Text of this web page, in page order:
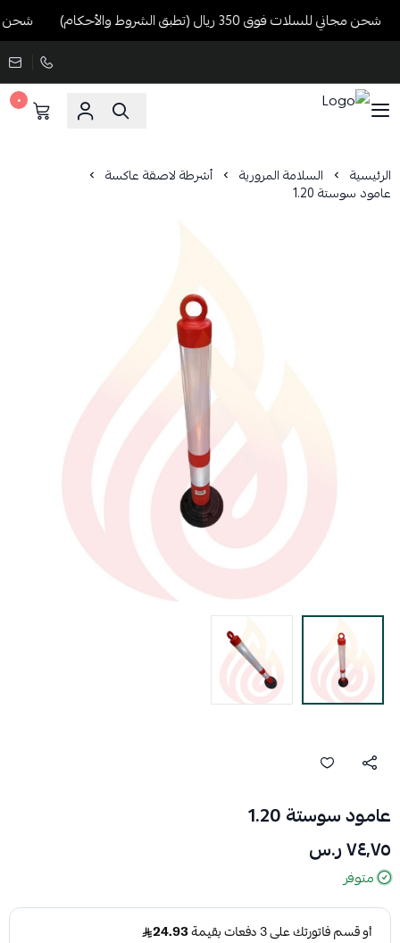
شحن مجاني للسلات فوق 350 ريال (تطبق الشروط والأحكام) شحن مجاني
٠
الرئيسية السلامة المرورية أشرطة لاصقة عاكسة
عامود سوستة 1.20
عامود سوستة 1.20
٧٤٫٧٥ ر.س
متوفر